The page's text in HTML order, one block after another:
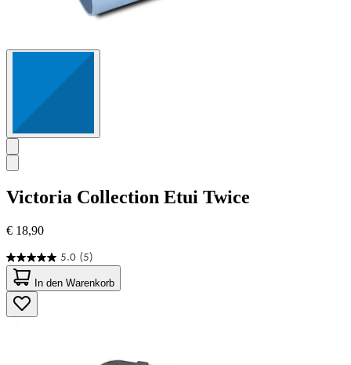
Victoria Collection Etui Twice
€ 18,90
5.0 (5)
5.0
von
5
Sternen.
5
In den Warenkorb